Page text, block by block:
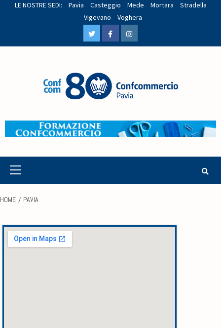
LE NOSTRE SEDI: Pavia Casteggio Mede Mortara
Stradella
Vigevano
Voghera
HOME PAVIA